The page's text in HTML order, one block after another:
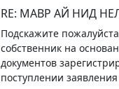
RE: МАВР АЙ НИД
Подскажите
собственник на
документов
поступлении